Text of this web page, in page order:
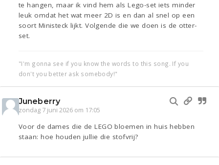
te hangen, maar ik vind hem als Lego-set iets minder
leuk omdat het wat meer 2D is en dan al snel op een
soort Ministeck lijkt. Volgende die we doen is de otter-
set.
"I'm gonna see if you know the words to this song. If you
don't you better ask somebody!"
Juneberry
zondag 7 juni 2026 om 17:05
Voor de dames die de LEGO bloemen in huis hebben
staan: hoe houden jullie die stofvrij?